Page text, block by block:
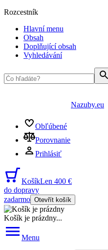
Rozcestník
Hlavní menu
Obsah
Doplňující obsah
Vyhledávání
Nazuby.eu
Obľúbené
Porovnanie
Prihlásiť
KošíkLen 400 €
do dopravy
zadarmo Otevřít košík
Košík je prázdny...
Menu